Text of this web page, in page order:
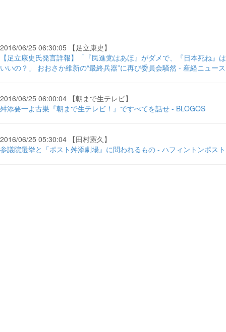
2016/06/25 06:30:05 【足立康史】
【足立康史氏発言詳報】「『民進党はあほ』がダメで、『日本死ね』は
いいの？」 おおさか維新の“最終兵器”に再び委員会騒然 - 産経ニュース
2016/06/25 06:00:04 【朝まで生テレビ】
舛添要一よ古巣『朝まで生テレビ！』ですべてを話せ - BLOGOS
2016/06/25 05:30:04 【田村憲久】
参議院選挙と「ポスト舛添劇場』に問われるもの - ハフィントンポスト